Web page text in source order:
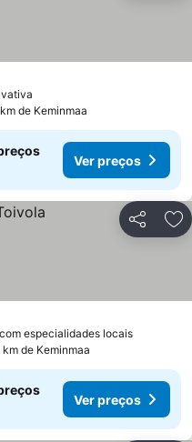
de Keminmaa
Ver preços
Partilhar
especialidades locais
km de Keminmaa
Ver preços